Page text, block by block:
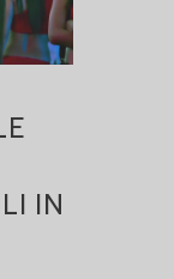
IN